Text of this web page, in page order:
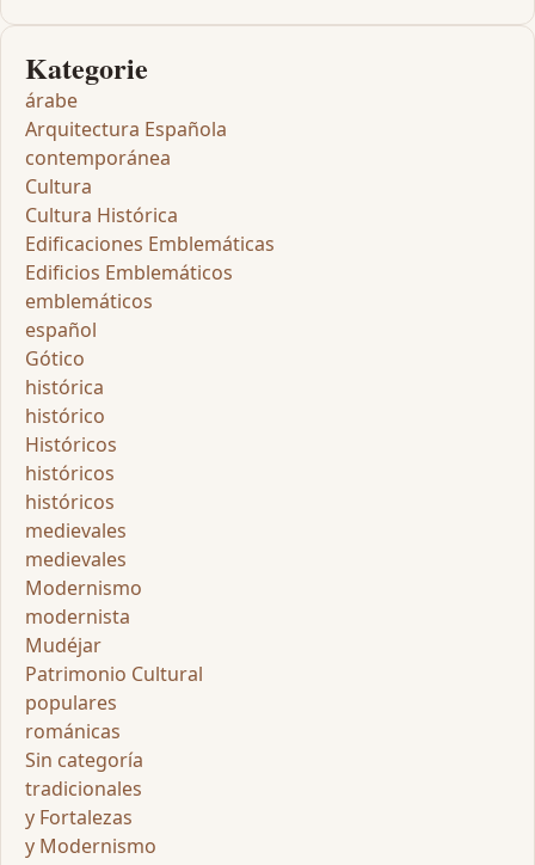
Kategorie
árabe
Arquitectura Española
contemporánea
Cultura
Cultura Histórica
Edificaciones Emblemáticas
Edificios Emblemáticos
emblemáticos
español
Gótico
histórica
histórico
Históricos
históricos
históricos
medievales
medievales
Modernismo
modernista
Mudéjar
Patrimonio Cultural
populares
románicas
Sin categoría
tradicionales
y Fortalezas
y Modernismo